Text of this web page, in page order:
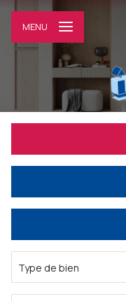
MENU
Professionnel
Professionnel
Type de bien